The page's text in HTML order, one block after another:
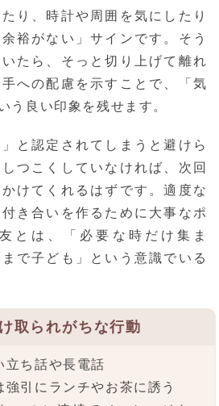
り、時計や周囲を気にしたり
裕がない」サインです。そう
たら、そっと切り上げて離れ
への配慮を示すことで、「気
う良い印象を残せます。
と認定されてしまうと避けら
つこくしていなければ、次回
けてくれるはずです。適度な
き合いを作るために大事なポ
とは、「必要な時だけ集ま
で子ども」という意識でいる
取られがちな行動
ち話や長電話
引にランチやお茶に誘う